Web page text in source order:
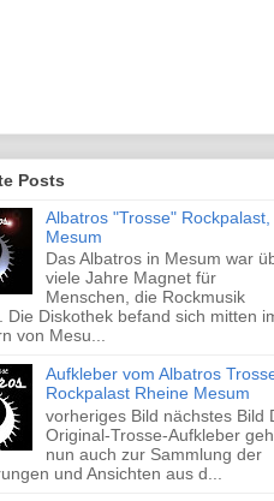
Posts
Albatros "Trosse" Rockpalast,
Mesum
Das Albatros in Mesum war
viele Jahre Magnet für
Menschen, die Rockmusik
Die Diskothek befand sich mitten
von Mesu...
Aufkleber vom Albatros
Rockpalast Rheine Mesum
vorheriges Bild nächstes Bild
Original-Trosse-Aufkleber
nun auch zur Sammlung der
und Ansichten aus d...